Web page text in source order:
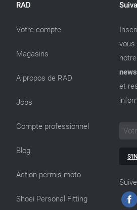
RAD
Votre compte
Magasins
A propos de RAD
Jobs
Compte professionnel
Blog
Action permis moto
Shoei Personal Fitting
vous
notre
et